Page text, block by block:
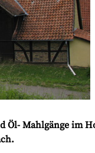
Öl- Mahlgänge im